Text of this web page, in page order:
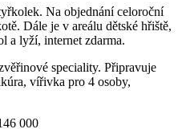
Na objednání celoroční
Dále je v areálu dětské hřiště,
a lyží, internet zdarma.
speciality. Připravuje
vířivka pro 4 osoby,
000